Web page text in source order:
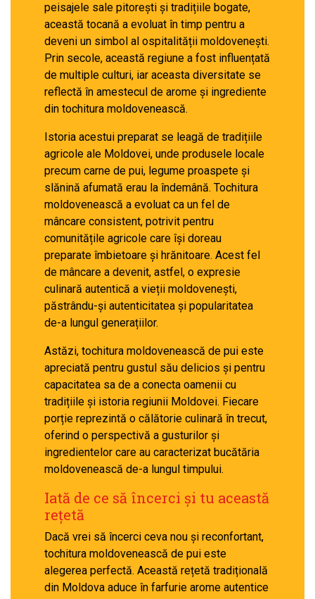
peisajele sale pitorești și tradițiile bogate,
această tocană a evoluat în timp pentru a
deveni un simbol al ospitalității moldovenești.
Prin secole, această regiune a fost influențată
de multiple culturi, iar aceasta diversitate se
reflectă în amestecul de arome și ingrediente
din tochitura moldovenească.
Istoria acestui preparat se leagă de tradițiile
agricole ale Moldovei, unde produsele locale
precum carne de pui, legume proaspete și
slănină afumată erau la îndemână. Tochitura
moldovenească a evoluat ca un fel de
mâncare consistent, potrivit pentru
comunitățile agricole care își doreau
preparate îmbietoare și hrănitoare. Acest fel
de mâncare a devenit, astfel, o expresie
culinară autentică a vieții moldovenești,
păstrându-și autenticitatea și popularitatea
de-a lungul generațiilor.
Astăzi, tochitura moldovenească de pui este
apreciată pentru gustul său delicios și pentru
capacitatea sa de a conecta oamenii cu
tradițiile și istoria regiunii Moldovei. Fiecare
porție reprezintă o călătorie culinară în trecut,
oferind o perspectivă a gusturilor și
ingredientelor care au caracterizat bucătăria
moldovenească de-a lungul timpului.
Iată de ce să încerci și tu această
rețetă
Dacă vrei să încerci ceva nou și reconfortant,
tochitura moldovenească de pui este
alegerea perfectă. Această rețetă tradițională
din Moldova aduce în farfurie arome autentice